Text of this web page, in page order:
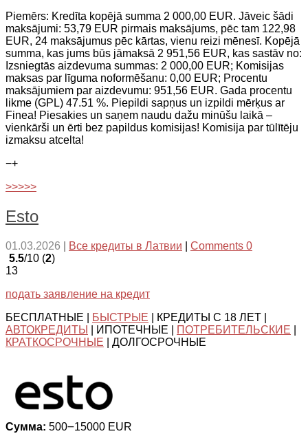
Piemērs: Kredīta kopējā summa 2 000,00 EUR. Jāveic šādi
maksājumi: 53,79 EUR pirmais maksājums, pēc tam 122,98
EUR, 24 maksājumus pēc kārtas, vienu reizi mēnesī. Kopējā
summa, kas jums būs jāmaksā 2 951,56 EUR, kas sastāv no:
Izsniegtās aizdevuma summas: 2 000,00 EUR; Komisijas
maksas par līguma noformēšanu: 0,00 EUR; Procentu
maksājumiem par aizdevumu: 951,56 EUR. Gada procentu
likme (GPL) 47.51 %. Piepildi sapņus un izpildi mērķus ar
Finea! Piesakies un saņem naudu dažu minūšu laikā –
vienkārši un ērti bez papildus komisijas! Komisija par tūlītēju
izmaksu atcelta!
−+
>>>>>
Esto
01.03.2026 Все кредиты в Латвии
Comments 0
5.5/10 (2)
13
подать заявление на кредит
БЕСПЛАТНЫЕ |
БЫСТРЫЕ | КРЕДИТЫ С 18 ЛЕТ |
АВТОКРЕДИТЫ
| ИПОТЕЧНЫЕ | ПОТРЕБИТЕЛЬСКИЕ
КРАТКОСРОЧНЫЕ | ДОЛГОСРОЧНЫЕ
Сумма: 500౼15000 EUR